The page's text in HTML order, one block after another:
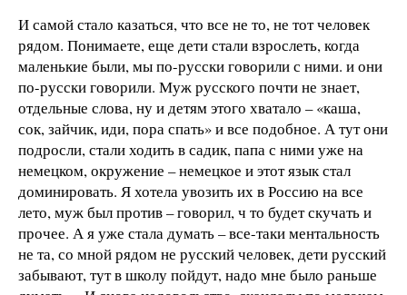
И самой стало казаться, что все не то, не тот человек
рядом. Понимаете, еще дети стали взрослеть, когда
маленькие были, мы по-русски говорили с ними. и они
по-русски говорили. Муж русского почти не знает,
отдельные слова, ну и детям этого хватало – «каша,
сок, зайчик, иди, пора спать» и все подобное. А тут они
подросли, стали ходить в садик, папа с ними уже на
немецком, окружение – немецкое и этот язык стал
доминировать. Я хотела увозить их в Россию на все
лето, муж был против – говорил, ч то будет скучать и
прочее. А я уже стала думать – все-таки ментальность
не та, со мной рядом не русский человек, дети русский
забывают, тут в школу пойдут, надо мне было раньше